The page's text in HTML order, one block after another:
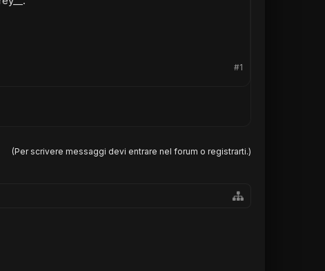
#1
(Per scrivere messaggi devi entrare nel forum o registrarti.)